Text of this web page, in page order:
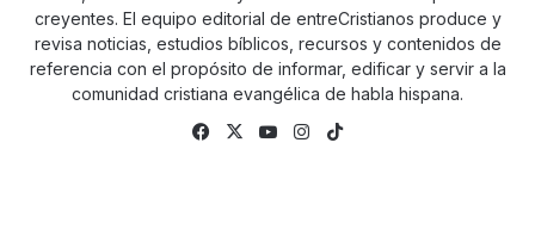
creyentes. El equipo editorial de entreCristianos produce y
revisa noticias, estudios bíblicos, recursos y contenidos de
referencia con el propósito de informar, edificar y servir a la
comunidad cristiana evangélica de habla hispana.
Facebook
X YouTubeInstagram